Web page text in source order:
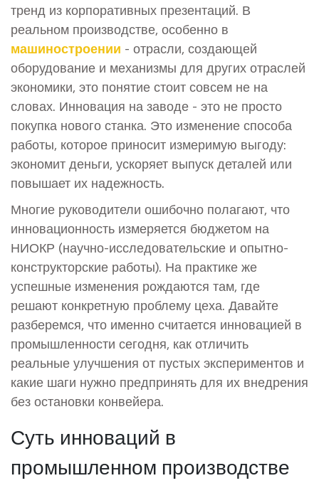
тренд из корпоративных презентаций. В
реальном производстве, особенно в
машиностроении - отрасли, создающей
оборудование и механизмы для других отраслей
экономики, это понятие стоит совсем не на
словах. Инновация на заводе - это не просто
покупка нового станка. Это изменение способа
работы, которое приносит измеримую выгоду:
экономит деньги, ускоряет выпуск деталей или
повышает их надежность.
Многие руководители ошибочно полагают, что
инновационность измеряется бюджетом на
НИОКР (научно-исследовательские и опытно-
конструкторские работы). На практике же
успешные изменения рождаются там, где
решают конкретную проблему цеха. Давайте
разберемся, что именно считается инновацией в
промышленности сегодня, как отличить
реальные улучшения от пустых экспериментов и
какие шаги нужно предпринять для их внедрения
без остановки конвейера.
Суть инноваций в
промышленном производстве